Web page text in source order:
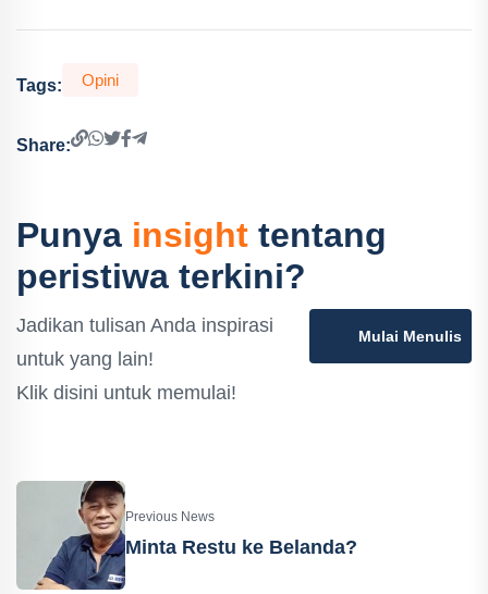
Tags: Opini
Share:
Punya insight tentang
peristiwa terkini?
Jadikan tulisan Anda inspirasi
untuk yang lain!
Klik disini untuk memulai!
Mulai Menulis
Previous News
Minta Restu ke Belanda?